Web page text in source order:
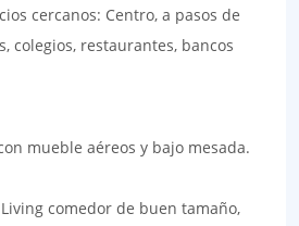
cercanos: Centro, a pasos de
colegios, restaurantes, bancos
mueble aéreos y bajo mesada.
comedor de buen tamaño,